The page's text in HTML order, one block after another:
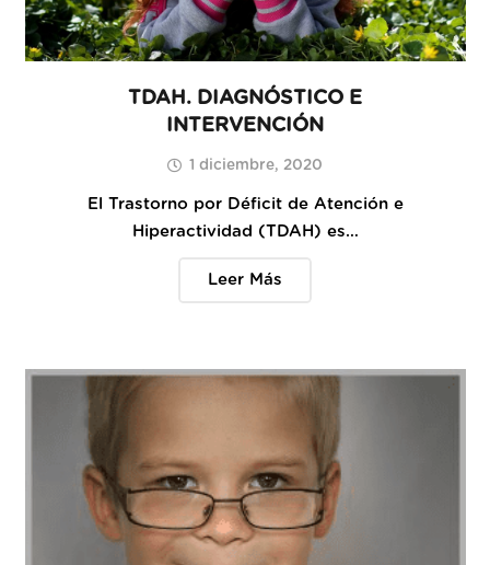
TDAH. DIAGNÓSTICO E
INTERVENCIÓN
1 diciembre, 2020
El Trastorno por Déficit de Atención e
Hiperactividad (TDAH) es…
Leer Más